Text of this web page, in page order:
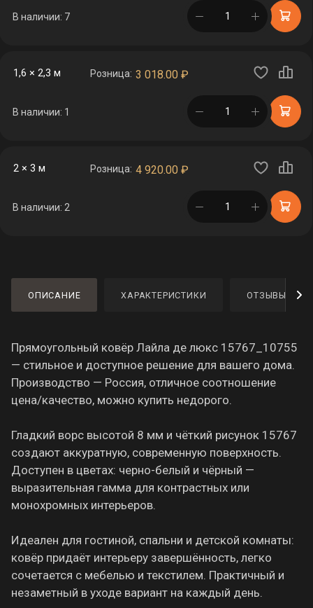
В наличии: 7 в корзине
1,6 × 2,3 м Розница: 3 018.00 ₽
В наличии: 1 в корзине
2 × 3 м Розница: 4 920.00 ₽
В наличии: 2 в корзине
ОПИСАНИЕ ХАРАКТЕРИСТИКИ ОТЗЫВЫ
Прямоугольный ковёр Лайла де люкс 15767_10755
— стильное и доступное решение для вашего дома.
Производство — Россия, отличное соотношение
цена/качество, можно купить недорого.
Гладкий ворс высотой 8 мм и чёткий рисунок 15767
создают аккуратную, современную поверхность.
Доступен в цветах: черно-белый и чёрный —
выразительная гамма для контрастных или
монохромных интерьеров.
Идеален для гостиной, спальни и детской комнаты:
ковёр придаёт интерьеру завершённость, легко
сочетается с мебелью и текстилем. Практичный и
незаметный в уходе вариант на каждый день.